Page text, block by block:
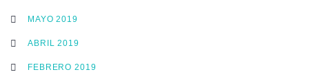
MAYO 2019
ABRIL 2019
FEBRERO 2019